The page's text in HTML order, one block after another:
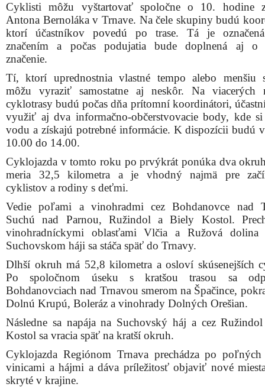
Cyklisti môžu vyštartovať spoločne o 10. hodine
Antona Bernoláka v Trnave. Na čele skupiny budú
ktorí účastníkov povedú po trase. Tá je
značením a počas podujatia bude doplnená aj o
značenie.
Tí, ktorí uprednostnia vlastné tempo alebo menšiu
môžu vyraziť samostatne aj neskôr. Na viacerých
cyklotrasy budú počas dňa prítomní koordinátori,
využiť aj dva informačno-občerstvovacie body, kde
vodu a získajú potrebné informácie. K dispozícii budú
10.00 do 14.00.
Cyklojazda v tomto roku po prvýkrát ponúka dva
meria 32,5 kilometra a je vhodný najmä pre
cyklistov a rodiny s deťmi.
Vedie poľami a vinohradmi cez Bohdanovce nad
Suchú nad Parnou, Ružindol a Biely Kostol.
vinohradníckymi oblasťami Vlčia a Ružová
Suchovskom háji sa stáča späť do Trnavy.
Dlhší okruh má 52,8 kilometra a osloví skúsenejších
Po spoločnom úseku s kratšou trasou sa
Bohdanovciach nad Trnavou smerom na Špačince,
Dolnú Krupú, Boleráz a vinohrady Dolných Orešian.
Následne sa napája na Suchovský háj a cez
Kostol sa vracia späť na kratší okruh.
Cyklojazda Regiónom Trnava prechádza po poľných
vinicami a hájmi a dáva príležitosť objaviť nové
skryté v krajine.